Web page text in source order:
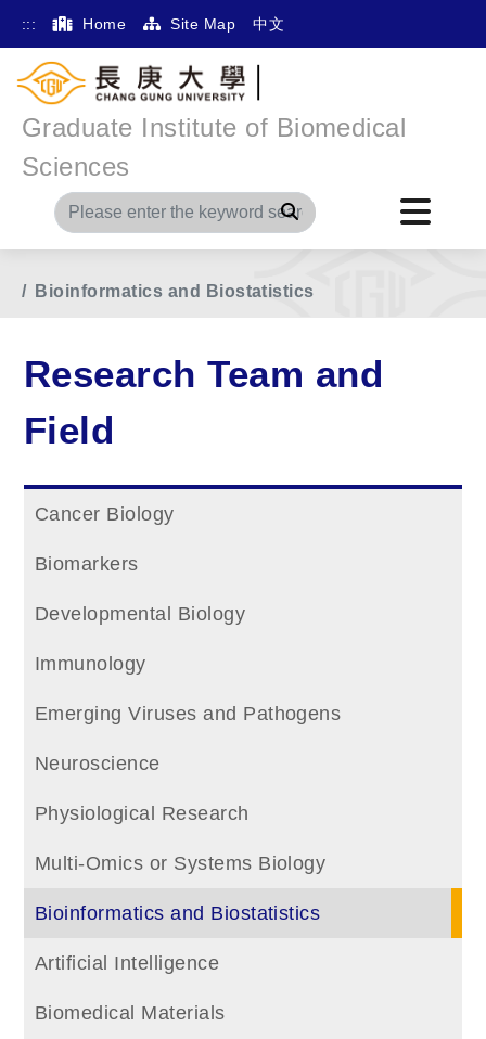
::: Home Site Map 中文
Graduate Institute of Biomedical
Sciences
Search
Main Menu Research Team and Field
Bioinformatics and Biostatistics
Research Team and
Field
Cancer Biology
Biomarkers
Developmental Biology
Immunology
Emerging Viruses and Pathogens
Neuroscience
Physiological Research
Multi-Omics or Systems Biology
Bioinformatics and Biostatistics
Artificial Intelligence
Biomedical Materials